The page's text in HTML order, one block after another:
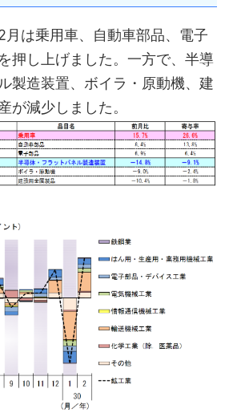
は乗用車、自動車部品、電子
押し上げました。一方で、半導
製造装置、ボイラ・原動機、建
が減少しました。